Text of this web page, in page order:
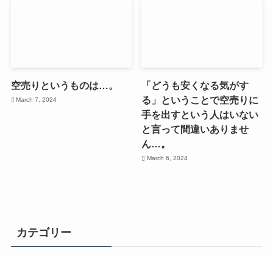
空売りというものは…。
March 7, 2024
「どうも安くなる気がす
る」ということで空売りに
手を出すという人はいない
と言って間違いありませ
ん…。
March 6, 2024
カテゴリー